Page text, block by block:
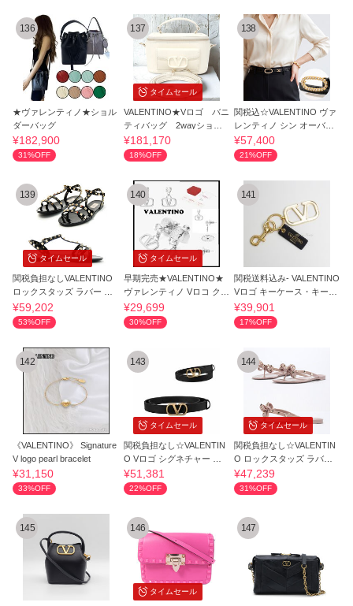
136
★ヴァレンティノ★ショル
ダーバッグ
¥182,900
31%OFF
タイムセール
137
VALENTINO★Vロゴ バニ
ティバッグ 2wayショル
ダーバッグ
¥181,170
18%OFF
138
関税込☆VALENTINO ヴァ
レンティノ シン オーバル
バックルベルト
¥57,400
21%OFF
タイムセール
139
関税負担なしVALENTINO
ロックスタッズ ラバー フ
ラットサンダル
¥59,202
53%OFF
タイムセール
140
早期完売★VALENTINO★
ヴァレンティノ Vロコ クリ
スタル ピアス
¥29,699
30%OFF
141
関税送料込み- VALENTINO
Vロゴ キーケース・キーリ
ング
¥39,901
17%OFF
142
《VALENTINO》 Signature
V logo pearl bracelet
¥31,150
33%OFF
タイムセール
143
関税負担なし☆VALENTIN
O Vロゴ シグネチャー ベ
ルト 20MM
¥51,381
22%OFF
タイムセール
144
関税負担なし☆VALENTIN
O ロックスタッズ ラバー
トングサンダル
¥47,239
31%OFF
145
タイムセール
146 147